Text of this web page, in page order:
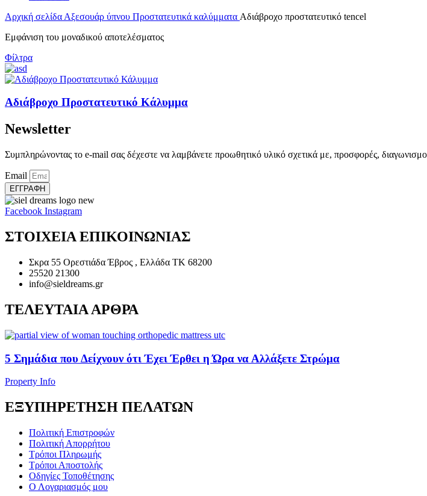
Αρχική σελίδα Αξεσουάρ ύπνου Προστατευτικά καλύμματα Aδιάβροχο προστατευτικό tencel
Εμφάνιση του μοναδικού αποτελέσματος
Φίλτρα
Aδιάβροχο Προστατευτικό Κάλυμμα
Newsletter
Συμπληρώνοντας το e-mail σας δέχεστε να λαμβάνετε προωθητικό υλικό σχετικά με, προσφορές,
Email
ΕΓΓΡΑΦΗ
Facebook Instagram
ΣΤΟΙΧΕΙΑ ΕΠΙΚΟΙΝΩΝΙΑΣ
Σκρα 55 Ορεστιάδα Έβρος , Ελλάδα ΤΚ 68200
25520 21300
info@sieldreams.gr
ΤΕΛΕΥΤΑΙΑ ΑΡΘΡΑ
5 Σημάδια που Δείχνουν ότι Έχει Έρθει η Ώρα να Αλλάξετε Στρώμα
Property Info
ΕΞΥΠΗΡΕΤΗΣΗ ΠΕΛΑΤΩΝ
Πολιτική Επιστροφών
Πολιτική Απορρήτου
Τρόποι Πληρωμής
Τρόποι Αποστολής
Οδηγίες Τοποθέτησης
Ο Λογαριασμός μου